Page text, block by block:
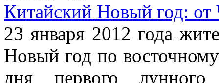
Китайский Новый год: от
23 января 2012 года
Новый год по
дня первого